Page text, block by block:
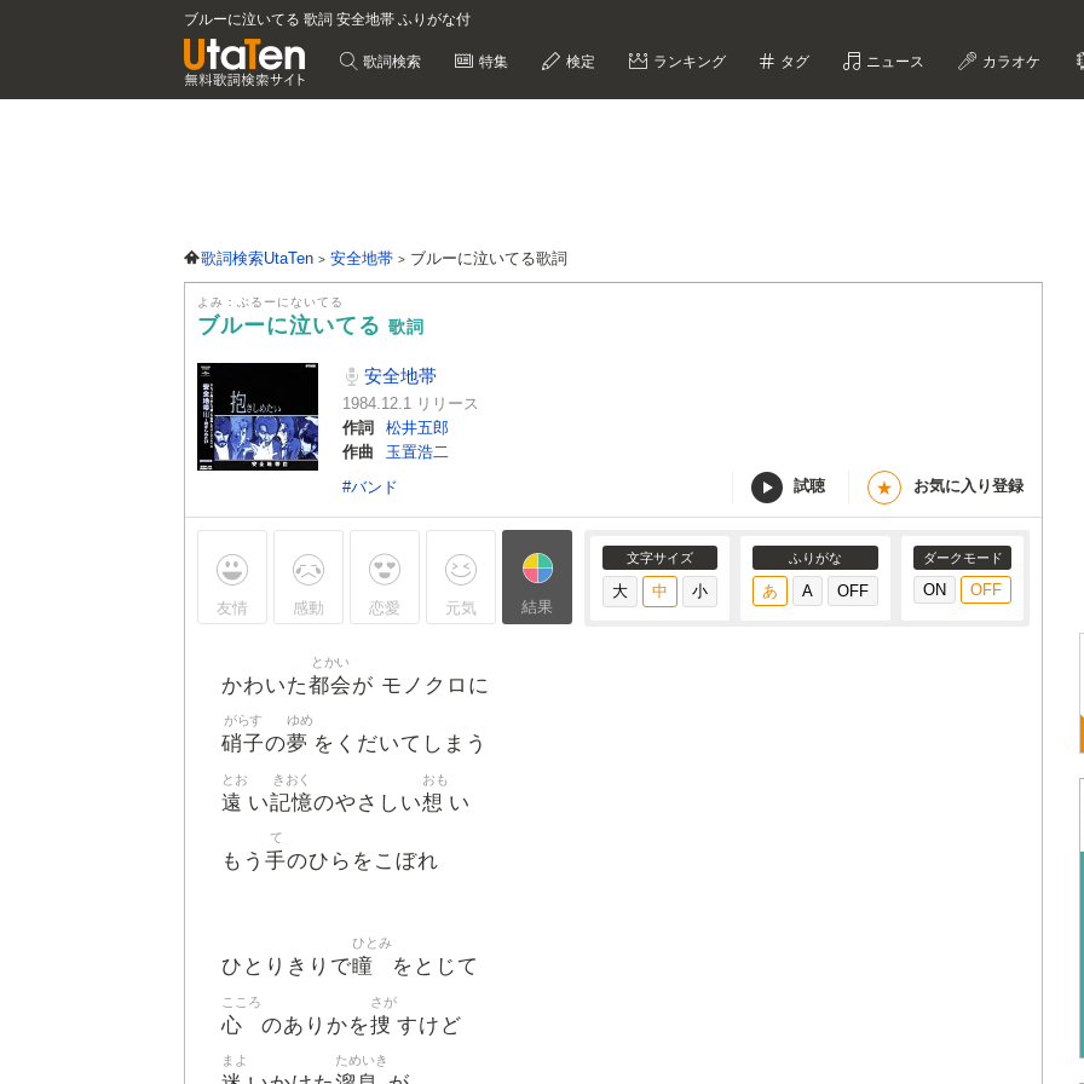
ブルーに泣いてる 歌詞 安全地帯 ふりがな付
歌詞検索 特集 検定 ランキング タグ ニュース カラオケ
歌詞検索UtaTen 安全地帯 ブルーに泣いてる歌詞
よみ：ぶるーにないてる
ブルーに泣いてる 歌詞
安全地帯
1984.12.1 リリース
作詞
松井五郎
作曲
玉置浩二
#バンド
試聴 ★ お気に入り登録
友情 感動 恋愛 元気 結果
文字サイズ ふりがな ダークモード
かわいた都会
とかい
が モノクロに
硝子
がらす
の夢
ゆめ
をくだいてしまう
遠
とお
い記憶
きおく
のやさしい想
おも
い
もう 手
て
のひらをこぼれ
ひとりきりで瞳
ひとみ
をとじて
心
こころ
のありかを捜
さが
すけど
まよ ためいき